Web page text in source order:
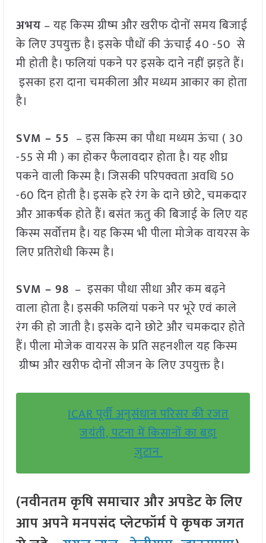
अभय – यह किस्म ग्रीष्म और खरीफ दोनों समय बिजाई
के लिए उपयुक्त है। इसके पौधों की ऊंचाई 40 -50 से
मी होती है। फलियां पकने पर इसके दाने नहीं झड़ते हैं।
इसका हरा दाना चमकीला और मध्यम आकार का होता
है।
SVM – 55 – इस किस्म का पौधा मध्यम ऊंचा ( 30
-55 से मी ) का होकर फैलावदार होता है। यह शीघ्र
पकने वाली किस्म है। जिसकी परिपक्वता अवधि 50
-60 दिन होती है। इसके हरे रंग के दाने छोटे, चमकदार
और आकर्षक होते हैं। बसंत ऋतु की बिजाई के लिए यह
किस्म सर्वोत्तम है। यह किस्म भी पीला मोजेक वायरस के
लिए प्रतिरोधी किस्म है।
SVM – 98 – इसका पौधा सीधा और कम बढ़ने
वाला होता है। इसकी फलियां पकने पर भूरे एवं काले
रंग की हो जाती है। इसके दाने छोटे और चमकदार होते
हैं। पीला मोजेक वायरस के प्रति सहनशील यह किस्म
ग्रीष्म और खरीफ दोनों सीजन के लिए उपयुक्त है।
ICAR पूर्वी अनुसंधान परिसर की रजत
जयंती, पटना में किसानों का बड़ा
जुटान
(नवीनतम कृषि समाचार और अपडेट के लिए
आप अपने मनपसंद प्लेटफॉर्म पे कृषक जगत